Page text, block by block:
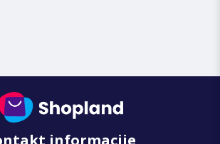
informacije